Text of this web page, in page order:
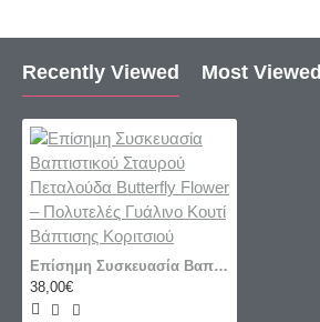
Recently Viewed Most Viewed
Επίσημη Συσκευασία Βαπτιστικού Σταυρού Πεταλούδα Butterfly Flower – Πολυτελές Γυάλινο Κουτί Βάπτισης Κοριτσιού
38,00€